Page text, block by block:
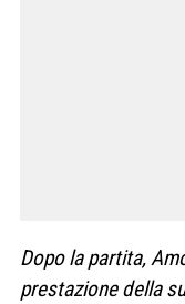
Dopo la partita,
prestazione della